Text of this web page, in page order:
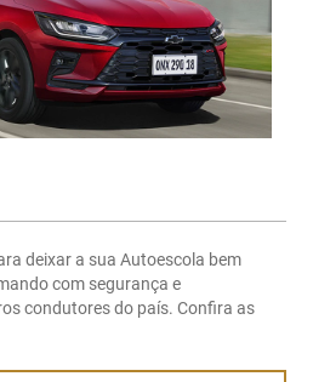
deixar a sua Autoescola bem
com segurança e
condutores do país. Confira as